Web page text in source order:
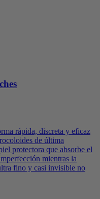
rápida, discreta y eficaz
de última
protectora que absorbe el
mientras la
fino y casi invisible no